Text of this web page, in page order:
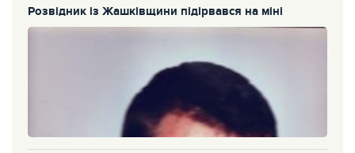
Розвідник із Жашківщини підірвався на міні